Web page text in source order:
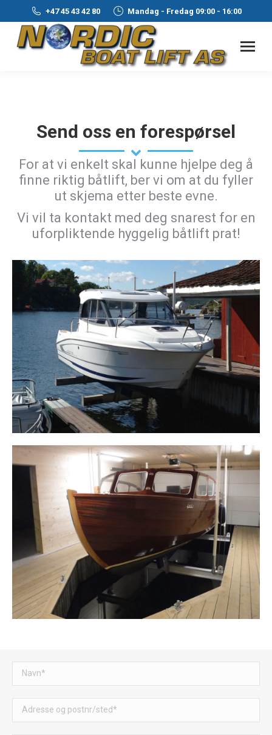
+47 45 43 42 80 Mandag - Fredag 09:00 - 16:00
Send oss en forespørsel
For at vi enkelt skal kunne hjelpe deg å
finne riktig båtlift, ber vi om at du fyller
ut skjema etter beste evne.
Vi vil ta kontakt med deg snarest for en
uforpliktende hyggelig båtlift prat!